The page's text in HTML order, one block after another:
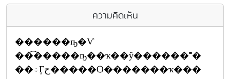
ความคิดเห็น
������ҧ�Ѵ
��͡�����ҧ��ҡ��ŷ������˭�
��÷Ӻح�����Ѻ�������ҡ���